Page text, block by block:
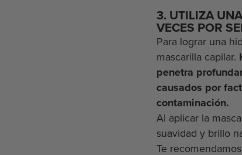
3. UTILIZA
VECES POR
Para lograr una
mascarilla capilar.
penetra
causados por
contaminación.
Al aplicar la
suavidad y brillo
Te